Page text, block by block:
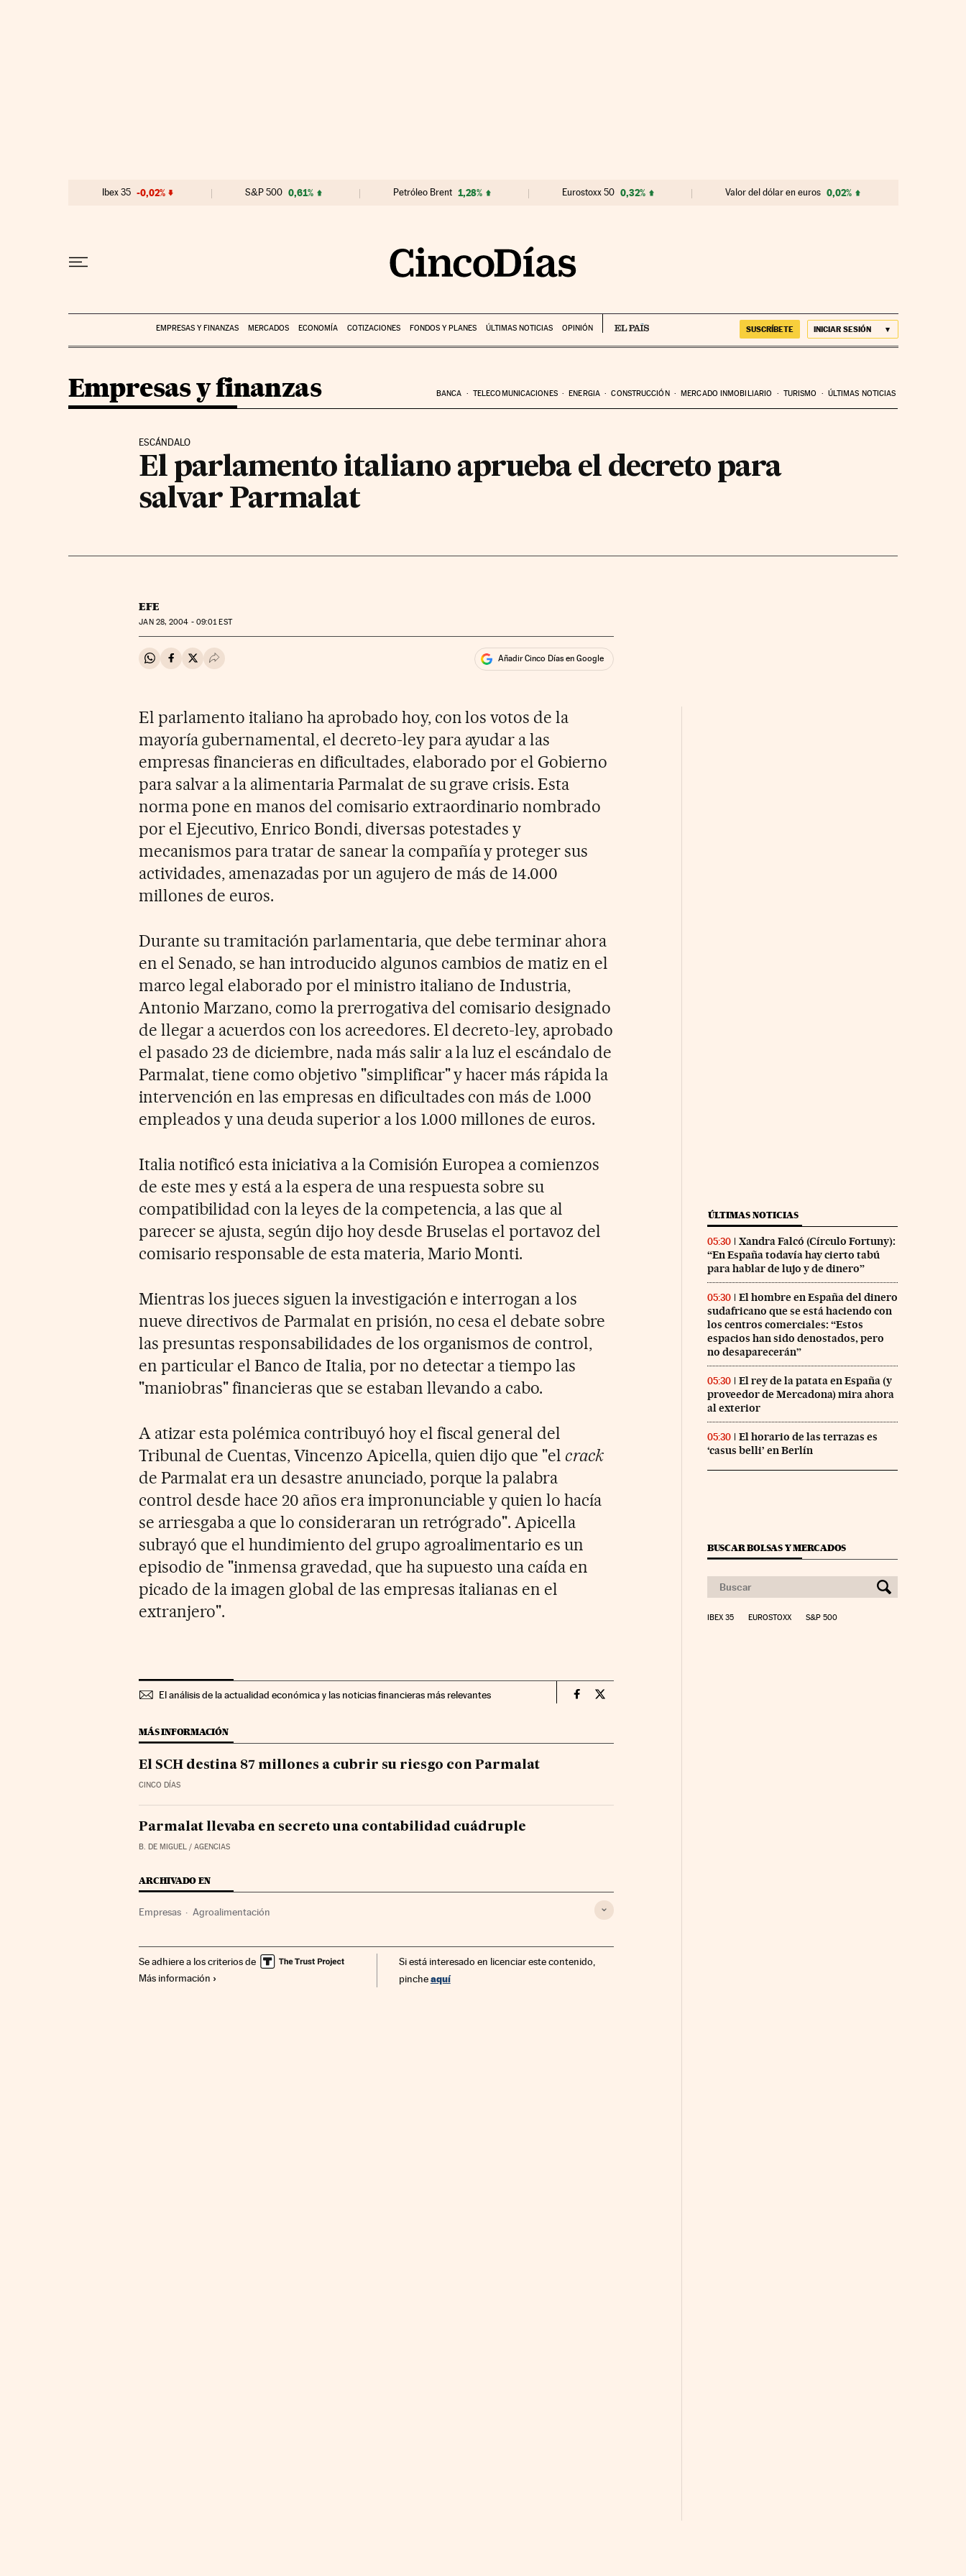
Ibex 35 -0,02% S&P 500 0,61% Petróleo Brent 1,28% Eurostoxx 50 0,32% Valor del dólar en euros 0,02%
EMPRESAS Y FINANZAS MERCADOS ECONOMÍA COTIZACIONES FONDOS Y PLANES ÚLTIMAS NOTICIAS OPINIÓN SUSCRÍBETE INICIAR SESIÓN
Empresas y finanzas BANCA TELECOMUNICACIONES ENERGIA CONSTRUCCIÓN MERCADO INMOBILIARIO TURISMO ÚLTIMAS NOTICIAS
ESCÁNDALO
El parlamento italiano aprueba el decreto para
salvar Parmalat
EFE
JAN28, 2004 - 09:01 EST
Compartir en Whatsapp
Compartir en Facebook
Compartir en Twitter
Desplegar Redes Sociales Añadir Cinco Días en Google
El parlamento italiano ha aprobado hoy, con los votos de la
mayoría gubernamental, el decreto-ley para ayudar a las
empresas financieras en dificultades, elaborado por el Gobierno
para salvar a la alimentaria Parmalat de su grave crisis. Esta
norma pone en manos del comisario extraordinario nombrado
por el Ejecutivo, Enrico Bondi, diversas potestades y
mecanismos para tratar de sanear la compañía y proteger sus
actividades, amenazadas por un agujero de más de 14.000
millones de euros.
Durante su tramitación parlamentaria, que debe terminar ahora
en el Senado, se han introducido algunos cambios de matiz en el
marco legal elaborado por el ministro italiano de Industria,
Antonio Marzano, como la prerrogativa del comisario designado
de llegar a acuerdos con los acreedores. El decreto-ley, aprobado
el pasado 23 de diciembre, nada más salir a la luz el escándalo de
Parmalat, tiene como objetivo "simplificar" y hacer más rápida la
intervención en las empresas en dificultades con más de 1.000
empleados y una deuda superior a los 1.000 millones de euros.
Italia notificó esta iniciativa a la Comisión Europea a comienzos
de este mes y está a la espera de una respuesta sobre su
compatibilidad con la leyes de la competencia, a las que al
parecer se ajusta, según dijo hoy desde Bruselas el portavoz del
comisario responsable de esta materia, Mario Monti.
Mientras los jueces siguen la investigación e interrogan a los
nueve directivos de Parmalat en prisión, no cesa el debate sobre
las presuntas responsabilidades de los organismos de control,
en particular el Banco de Italia, por no detectar a tiempo las
"maniobras" financieras que se estaban llevando a cabo.
A atizar esta polémica contribuyó hoy el fiscal general del
Tribunal de Cuentas, Vincenzo Apicella, quien dijo que "el crack
de Parmalat era un desastre anunciado, porque la palabra
control desde hace 20 años era impronunciable y quien lo hacía
se arriesgaba a que lo consideraran un retrógrado". Apicella
subrayó que el hundimiento del grupo agroalimentario es un
episodio de "inmensa gravedad, que ha supuesto una caída en
picado de la imagen global de las empresas italianas en el
extranjero".
El análisis de la actualidad económica y las noticias financieras más relevantes Companias Cinco Días en Facebook
Companias Cinco Días en Twitter
MÁS INFORMACIÓN
El SCH destina 87 millones a cubrir su riesgo con Parmalat
CINCO DÍAS
Parmalat llevaba en secreto una contabilidad cuádruple
B. DE MIGUEL / AGENCIAS
ARCHIVADO EN
Empresas Agroalimentación
Se adhiere a los criterios de
Más información
Si está interesado en licenciar este contenido,
pincheaquí
ÚLTIMAS NOTICIAS
05:30
Xandra Falcó (Círculo Fortuny):
“En España todavía hay cierto tabú
para hablar de lujo y de dinero”
05:30
El hombre en España del dinero
sudafricano que se está haciendo con
los centros comerciales: “Estos
espacios han sido denostados, pero
no desaparecerán”
05:30
El rey de la patata en España (y
proveedor de Mercadona) mira ahora
al exterior
05:30
El horario de las terrazas es
‘casus belli’ en Berlín
BUSCAR BOLSAS Y MERCADOS
IBEX 35 EUROSTOXX S&P 500